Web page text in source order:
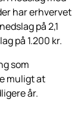
har erhvervet
på 2,1
på 1.200 kr.
som
muligt at
år.